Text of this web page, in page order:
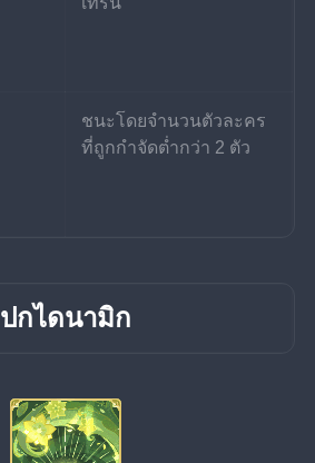
ชนะโดยจำนวนตัวละคร
ที่ถูกกำจัดต่ำกว่า 2 ตัว
ปกไดนามิก